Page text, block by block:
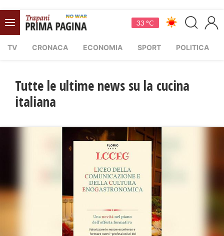
33 °C
TV CRONACA ECONOMIA SPORT POLITICA
Tutte le ultime news su la cucina
italiana